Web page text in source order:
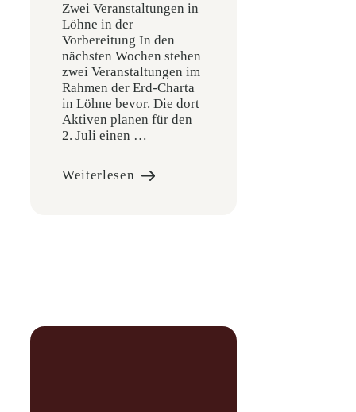
Zwei Veranstaltungen in
Löhne in der
Vorbereitung In den
nächsten Wochen stehen
zwei Veranstaltungen im
Rahmen der Erd-Charta
in Löhne bevor. Die dort
Aktiven planen für den
2. Juli einen …
Weiterlesen